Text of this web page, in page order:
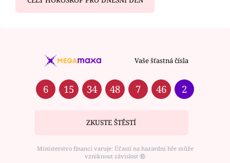
Vaše šťastná čísla
6 15 34 48 7 46 2
ZKUSTE ŠTĚSTÍ
Ministerstvo financí varuje: Účastí na hazardní hře může
vzniknout závislost ⑱